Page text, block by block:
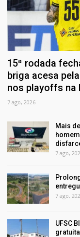
15ª rodada
briga acesa
nos playoffs na
7 ago, 2026
Mais
7 ago,
7 ago,
UFSC